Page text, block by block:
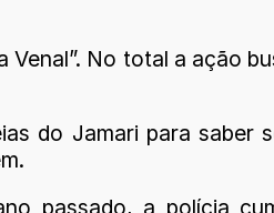
Venal”. No total a ação
do Jamari para